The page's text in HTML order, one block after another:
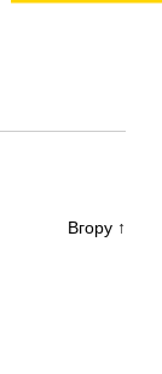
Вгору ↑